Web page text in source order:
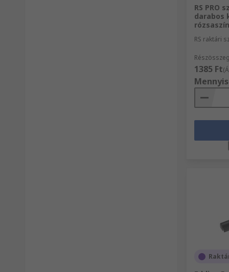
RS PRO
darabos
RS raktári
1385 Ft